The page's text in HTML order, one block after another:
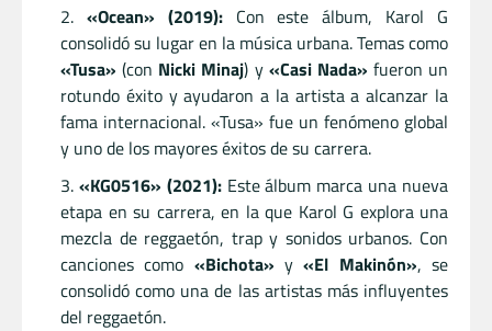
«Ocean» (2019): Con este álbum, Karol G
consolidó su lugar en la música urbana. Temas como
«Tusa» (con Nicki Minaj) y «Casi Nada» fueron un
rotundo éxito y ayudaron a la artista a alcanzar la
fama internacional. «Tusa» fue un fenómeno global
y uno de los mayores éxitos de su carrera.
«KG0516» (2021): Este álbum marca una nueva
etapa en su carrera, en la que Karol G explora una
mezcla de reggaetón, trap y sonidos urbanos. Con
canciones como «Bichota» y«El Makinón», se
consolidó como una de las artistas más influyentes
del reggaetón.